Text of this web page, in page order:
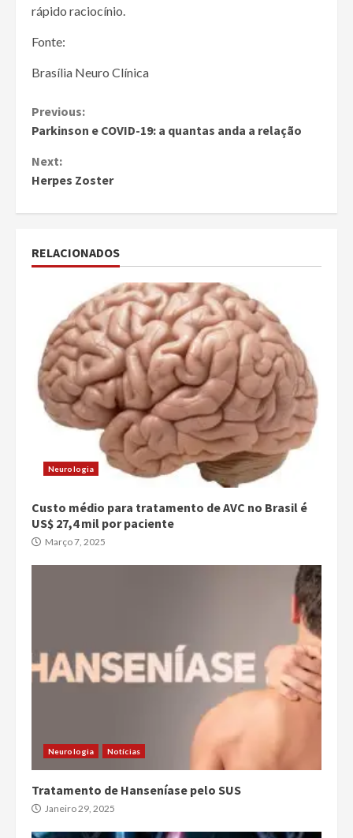
rápido raciocínio.
Fonte:
Brasília Neuro Clínica
Continue
Previous:
Parkinson e COVID-19: a quantas anda a relação
Next:
Herpes Zoster
RELACIONADOS
Neurologia
Custo médio para tratamento de AVC no Brasil é
US$ 27,4 mil por paciente
Março 7, 2025
Neurologia Notícias
Tratamento de Hanseníase pelo SUS
Janeiro 29, 2025